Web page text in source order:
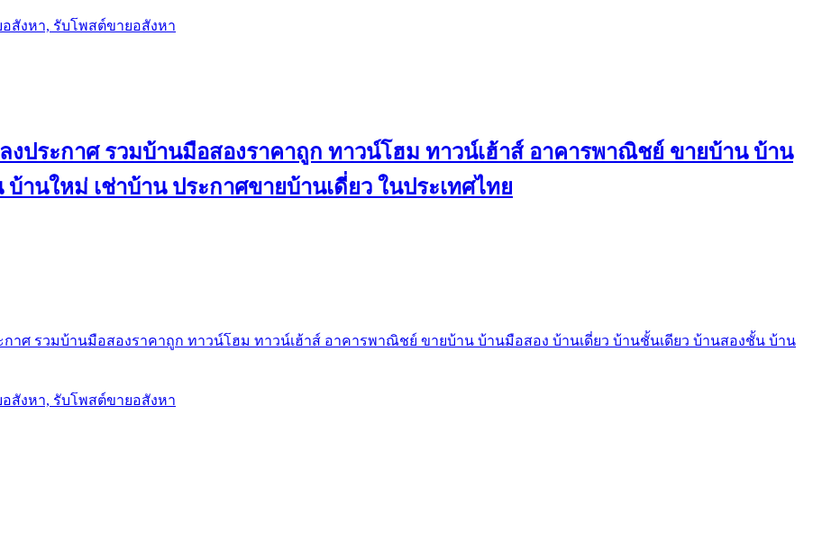
สังหา, รับโพสต์ขายอสังหา
งประกาศ รวมบ้านมือสองราคาถูก ทาวน์โฮม ทาวน์เฮ้าส์ อาคารพาณิชย์ ขายบ้าน บ้าน
านใหม่ เช่าบ้าน ประกาศขายบ้านเดี่ยว ในประเทศไทย
กาศ รวมบ้านมือสองราคาถูก ทาวน์โฮม ทาวน์เฮ้าส์ อาคารพาณิชย์ ขายบ้าน บ้านมือสอง บ้านเดี่ยว บ้านชั้นเดียว บ้านสองชั้น บ้าน
สังหา, รับโพสต์ขายอสังหา